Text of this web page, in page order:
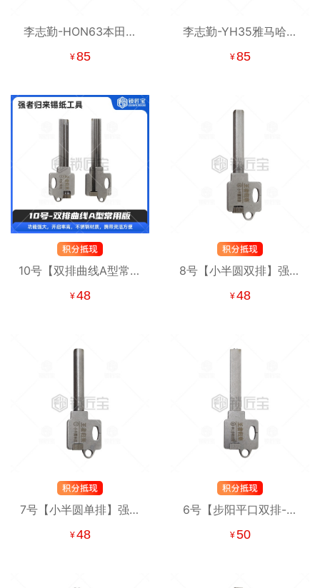
李志勤-HON63本田摩
铣 李氏二合一
¥85
李志勤-YH35雅马哈摩
铣 李氏二合一
¥85
10号【双排曲线A型常用
版】 强者归来锡纸工具
¥48
8号【小半圆双排】强者
归来锡纸工具 锡纸快开
¥48
7号【小半圆单排】强者
归来锡纸工具
¥48
6号【步阳平口双排-带
穿透珠】强者归来锡纸
¥50